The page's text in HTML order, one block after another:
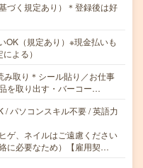
づく規定あり）＊登録後は好
（規定あり）※現金払いも
よる）
み取り＊シール貼り／お仕事
を取り出す・バーコー…
/ パソコンスキル不要 / 英語力
ゲ、ネイルはご遠慮ください
に必要なため）【雇用契…